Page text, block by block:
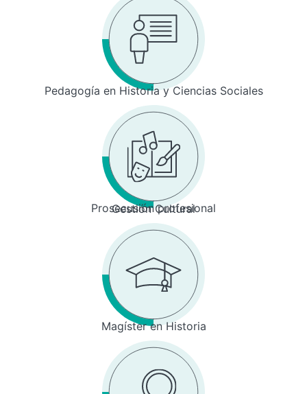
Pedagogía en Historia y Ciencias Sociales
Prosecusión profesional
Gestión Cultural
Magíster en Historia